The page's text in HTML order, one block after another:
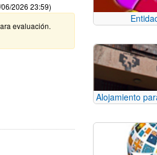
2026 23:59)
evaluación.
Use TAB para desplazarse.
Alojamiento